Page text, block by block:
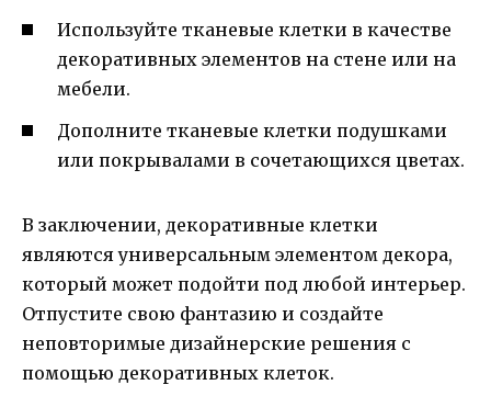
Используйте тканевые клетки в качестве
декоративных элементов на стене или на
мебели.
Дополните тканевые клетки подушками
или покрывалами в сочетающихся цветах.
В заключении, декоративные клетки
являются универсальным элементом декора,
который может подойти под любой интерьер.
Отпустите свою фантазию и создайте
неповторимые дизайнерские решения с
помощью декоративных клеток.